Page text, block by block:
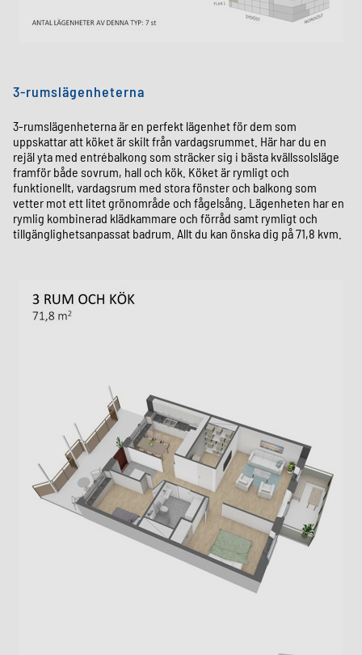
3-rumslägenheterna
3-rumslägenheterna är en perfekt lägenhet för dem som
uppskattar att köket är skilt från vardagsrummet. Här har du en
rejäl yta med entrébalkong som sträcker sig i bästa kvällssolsläge
framför både sovrum, hall och kök. Köket är rymligt och
funktionellt, vardagsrum med stora fönster och balkong som
vetter mot ett litet grönområde och fågelsång. Lägenheten har en
rymlig kombinerad klädkammare och förråd samt rymligt och
tillgänglighetsanpassat badrum. Allt du kan önska dig på 71,8 kvm.